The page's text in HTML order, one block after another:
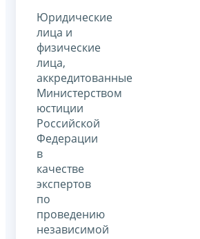
Юридические
лица и
физические
лица,
аккредитованные
Министерством
юстиции
Российской
Федерации
в
качестве
экспертов
по
проведению
независимой